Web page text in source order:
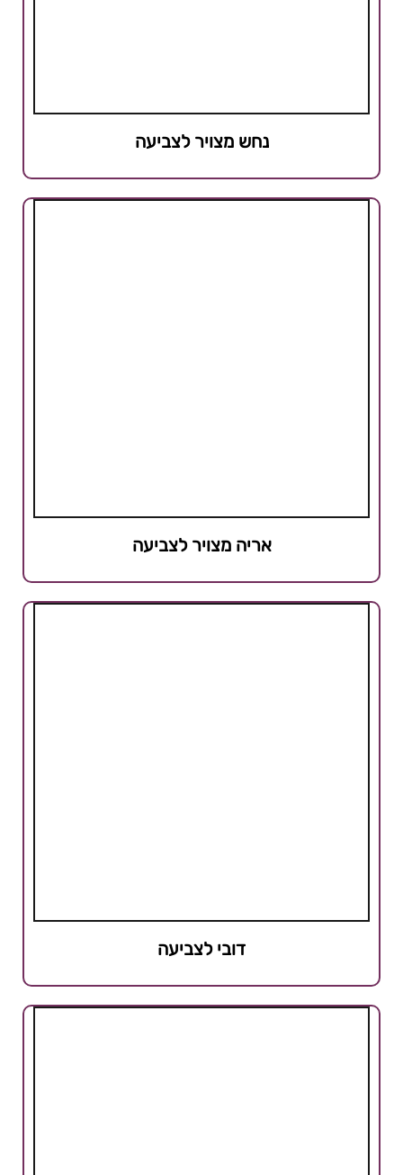
נחש מצויר לצביעה
אריה מצויר לצביעה
דובי לצביעה